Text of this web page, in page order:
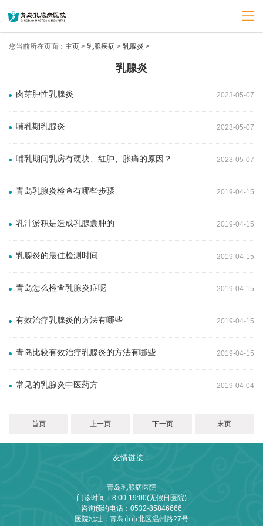
您当前所在页面： 主页 > 乳腺疾病 > 乳腺炎 >
乳腺炎
肉芽肿性乳腺炎 2023-05-07
哺乳期乳腺炎 2023-05-07
哺乳期间乳房有硬块、红肿、胀痛的原因？ 2023-05-07
青岛乳腺炎检查有哪些步骤 2019-04-15
乳汁淤积是造成乳腺囊肿的 2019-04-15
乳腺炎的最佳检测时间 2019-04-15
青岛怎么检查乳腺炎症呢 2019-04-15
有效治疗乳腺炎的方法有哪些 2019-04-15
青岛比较有效治疗乳腺炎的方法有哪些 2019-04-15
常见的乳腺炎中医药方 2019-04-04
首页 上一页 下一页 末页
友情链接：
青岛乳腺病医院
门诊时间：8:00-19:00(无假日医院)
咨询预约电话： 0532-85846666
医院地址：青岛市市北区温州路27号